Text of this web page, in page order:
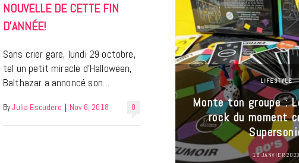
NOUVELLE DE CETTE FIN
D’ANNÉE!
Sans crier gare, lundi 29 octobre,
tel un petit miracle d’Halloween,
Balthazar a annoncé son…
0
ByJulia Escudero | Nov 6, 2018
LIFESTYLE
Gainsbourg, toute une vie :
documentaire plus Ginsburg que
Gainsbarre à ne pas manquer sur
LIFESTYLE
Monte ton groupe :
rock du moment
18 JANVIER 2023